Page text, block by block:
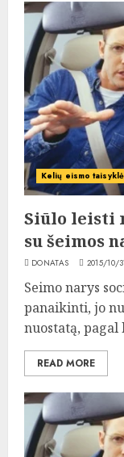
Kelių eismo
Siūlo leisti
su šeimos
DONATAS 2015/10/
Seimo narys
panaikinti, jo
nuostatą, pagal
READ MORE